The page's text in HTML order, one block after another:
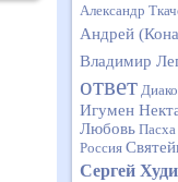
Александр
Андрей
Владимир
ответ
Игумен
Любовь Пасха
Россия
Сергей